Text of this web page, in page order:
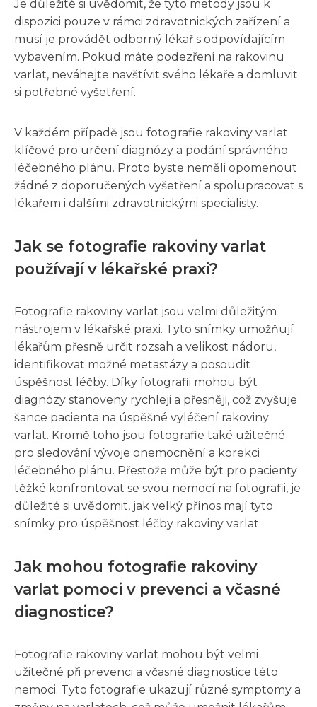
Je důležité si uvědomit, že tyto metody jsou k
dispozici pouze v rámci zdravotnických zařízení a
musí je provádět odborný lékař s odpovídajícím
vybavením. Pokud máte podezření na rakovinu
varlat, neváhejte navštívit svého lékaře a domluvit
si potřebné vyšetření.
V každém případě jsou fotografie rakoviny varlat
klíčové pro určení diagnózy a podání správného
léčebného plánu. Proto byste neměli opomenout
žádné z doporučených vyšetření a spolupracovat s
lékařem i dalšími zdravotnickými specialisty.
Jak se fotografie rakoviny varlat
používají v lékařské praxi?
Fotografie rakoviny varlat jsou velmi důležitým
nástrojem v lékařské praxi. Tyto snímky umožňují
lékařům přesně určit rozsah a velikost nádoru,
identifikovat možné metastázy a posoudit
úspěšnost léčby. Díky fotografii mohou být
diagnózy stanoveny rychleji a přesněji, což zvyšuje
šance pacienta na úspěšné vyléčení rakoviny
varlat. Kromě toho jsou fotografie také užitečné
pro sledování vývoje onemocnění a korekci
léčebného plánu. Přestože může být pro pacienty
těžké konfrontovat se svou nemocí na fotografii, je
důležité si uvědomit, jak velký přínos mají tyto
snímky pro úspěšnost léčby rakoviny varlat.
Jak mohou fotografie rakoviny
varlat pomoci v prevenci a včasné
diagnostice?
Fotografie rakoviny varlat mohou být velmi
užitečné při prevenci a včasné diagnostice této
nemoci. Tyto fotografie ukazují různé symptomy a